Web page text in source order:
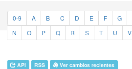
0-9 A B C D E F G
N
O P Q R S T U V
API RSS Ver cambios recientes